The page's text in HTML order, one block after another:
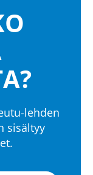
lehden
sisältyy